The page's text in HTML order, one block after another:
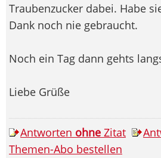
Traubenzucker dabei. Habe
Dank noch nie gebraucht.
Noch ein Tag dann gehts
Liebe Grüße
Antworten ohne Zitat
Themen-Abo bestellen